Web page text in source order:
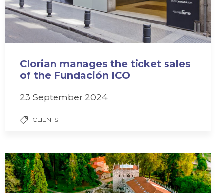
Clorian manages the ticket sales
of the Fundación ICO
23 September 2024
CLIENTS